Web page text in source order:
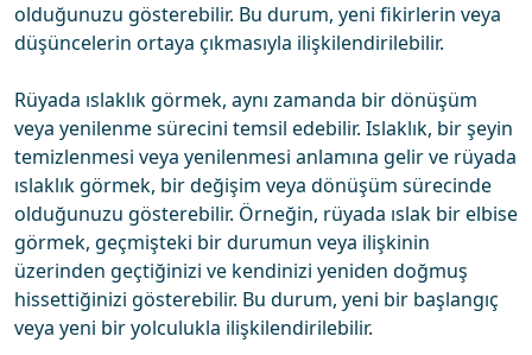
olduğunuzu gösterebilir. Bu durum, yeni fikirlerin veya
düşüncelerin ortaya çıkmasıyla ilişkilendirilebilir.
Rüyada ıslaklık görmek, aynı zamanda bir dönüşüm
veya yenilenme sürecini temsil edebilir. Islaklık, bir şeyin
temizlenmesi veya yenilenmesi anlamına gelir ve rüyada
ıslaklık görmek, bir değişim veya dönüşüm sürecinde
olduğunuzu gösterebilir. Örneğin, rüyada ıslak bir elbise
görmek, geçmişteki bir durumun veya ilişkinin
üzerinden geçtiğinizi ve kendinizi yeniden doğmuş
hissettiğinizi gösterebilir. Bu durum, yeni bir başlangıç
veya yeni bir yolculukla ilişkilendirilebilir.